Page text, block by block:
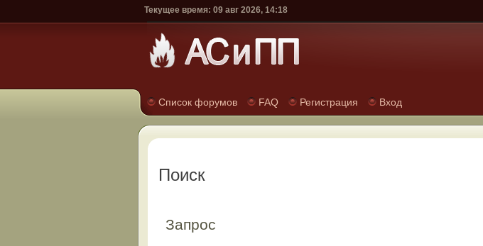
Текущее время: 09 авг 2026, 14:18
Список форумов FAQ Регистрация Вход
Поиск
Запрос